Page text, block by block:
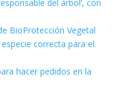
del árbol’, con
BioProtección Vegetal
correcta para el
hacer pedidos en la